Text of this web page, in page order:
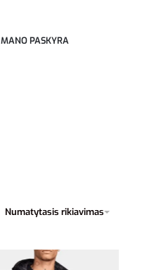
MANO PASKYRA
Numatytasis rikiavimas